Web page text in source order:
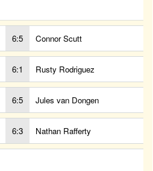
6:5 Connor Scutt
6:1 Rusty Rodriguez
6:5 Jules van Dongen
6:3 Nathan Rafferty